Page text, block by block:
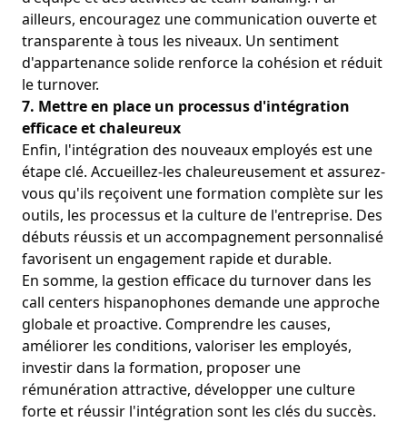
ailleurs, encouragez une communication ouverte et
transparente à tous les niveaux. Un sentiment
d'appartenance solide renforce la cohésion et réduit
le turnover.
7. Mettre en place un processus d'intégration
efficace et chaleureux
Enfin, l'intégration des nouveaux employés est une
étape clé. Accueillez-les chaleureusement et assurez-
vous qu'ils reçoivent une formation complète sur les
outils, les processus et la culture de l'entreprise. Des
débuts réussis et un accompagnement personnalisé
favorisent un engagement rapide et durable.
En somme, la gestion efficace du turnover dans les
call centers hispanophones demande une approche
globale et proactive. Comprendre les causes,
améliorer les conditions, valoriser les employés,
investir dans la formation, proposer une
rémunération attractive, développer une culture
forte et réussir l'intégration sont les clés du succès.